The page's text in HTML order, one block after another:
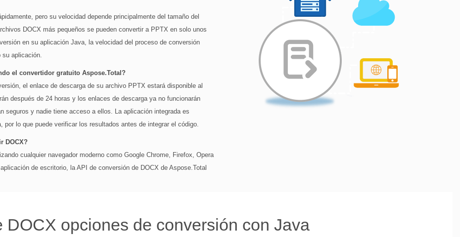
pero su velocidad depende principalmente del tamaño del
DOCX más pequeños se pueden convertir a PPTX en solo unos
en su aplicación Java, la velocidad del proceso de conversión
su aplicación.
el convertidor gratuito Aspose.Total?
el enlace de descarga de su archivo PPTX estará disponible al
después de 24 horas y los enlaces de descarga ya no funcionarán
seguros y nadie tiene acceso a ellos. La aplicación integrada es
por lo que puede verificar los resultados antes de integrar el código.
DOCX?
cualquier navegador moderno como Google Chrome, Firefox, Opera
de escritorio, la API de conversión de DOCX de Aspose.Total
DOCX opciones de conversión con Java